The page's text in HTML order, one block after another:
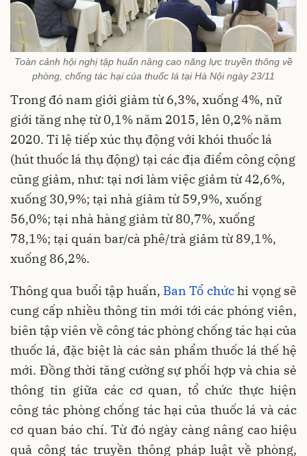
Toàn cảnh hội nghị tập huấn nâng cao năng lực truyền thông về
phòng, chống tác hại của thuốc lá tại Hà Nội ngày 23/11
Trong đó nam giới giảm từ 6,3%, xuống 4%, nữ
giới tăng nhẹ từ 0,1% năm 2015, lên 0,2% năm
2020. Tỉ lệ tiếp xúc thụ động với khói thuốc lá
(hút thuốc lá thụ động) tại các địa điểm công cộng
cũng giảm, như: tại nơi làm việc giảm từ 42,6%,
xuống 30,9%; tại nhà giảm từ 59,9%, xuống
56,0%; tại nhà hàng giảm từ 80,7%, xuống
78,1%; tại quán bar/cà phê/trà giảm từ 89,1%,
xuống 86,2%.
Thông qua buổi tập huấn, Ban Tổ chứchi vọng sẽ
cung cấp nhiều thông tin mới tới các phóng viên,
biên tập viên về công tác phòng chống tác hại của
thuốc lá, đặc biệt là các sản phẩm thuốc lá thế hệ
mới. Đồng thời tăng cường sự phối hợp và chia sẻ
thông tin giữa các cơ quan, tổ chức thực hiện
công tác phòng chống tác hại của thuốc lá và các
cơ quan báo chí. Từ đó ngày càng nâng cao hiệu
quả công tác truyền thông pháp luật về phòng,